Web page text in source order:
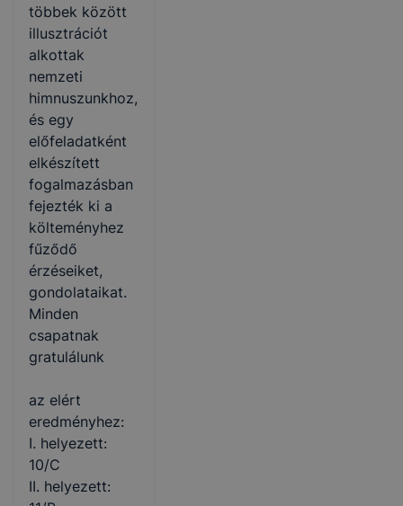
többek között
illusztrációt
alkottak
nemzeti
himnuszunkhoz,
és egy
előfeladatként
elkészített
fogalmazásban
fejezték ki a
költeményhez
fűződő
érzéseiket,
gondolataikat.
Minden
csapatnak
gratulálunk
az elért
eredményhez:
I. helyezett:
10/C
II. helyezett:
COOKIE-K KEZELÉSE
Az IKK Innovatív Képzéstámogató Központ Zrt. az